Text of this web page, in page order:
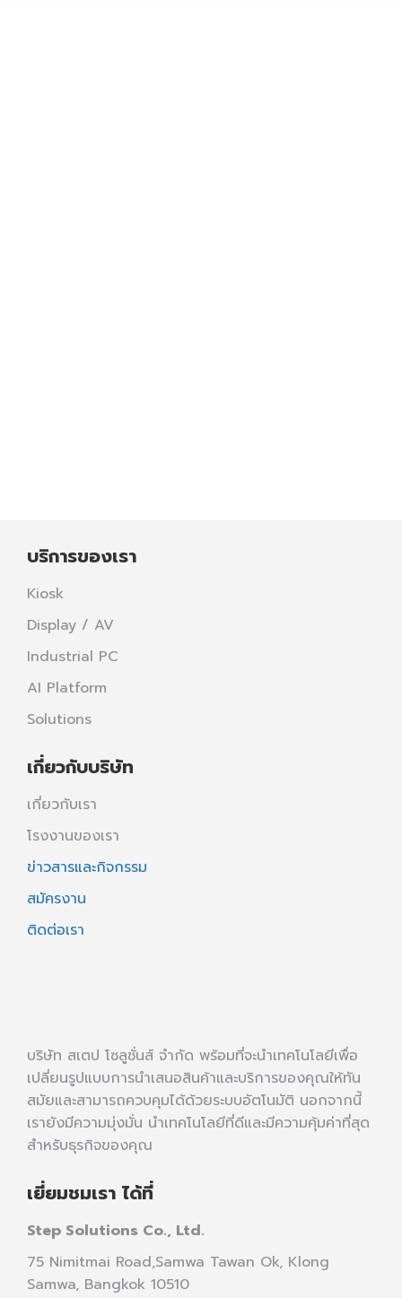
บริการของเรา
Kiosk
Display / AV
Industrial PC
AI Platform
Solutions
เกี่ยวกับบริษัท
เกี่ยวกับเรา
โรงงานของเรา
ข่าวสารและกิจกรรม
สมัครงาน
ติดต่อเรา
บริษัท สเตป โซลูชั่นส์ จำกัด พร้อมที่จะนำเทคโนโลยีเพื่อ
เปลี่ยนรูปแบบการนำเสนอสินค้าและบริการของคุณให้ทัน
สมัยและสามารถควบคุมได้ด้วยระบบอัตโนมัติ นอกจากนี้
เรายังมีความมุ่งมั่น นำเทคโนโลยีที่ดีและมีความคุ้มค่าที่สุด
สำหรับธุรกิจของคุณ
เยี่ยมชมเรา ได้ที่
Step Solutions Co., Ltd.
75 Nimitmai Road,Samwa Tawan Ok, Klong
Samwa, Bangkok 10510